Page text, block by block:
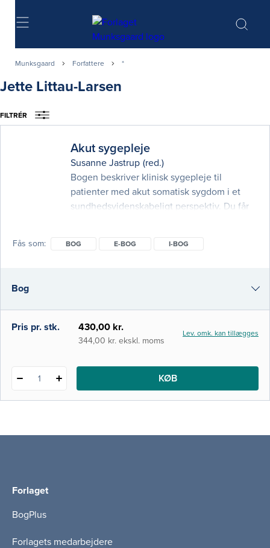
Søg
Munksgaard Forfattere *
Jette Littau-Larsen
FILTRÉR
Akut sygepleje
Susanne Jastrup (red.)
Bogen beskriver klinisk sygepleje til
patienter med akut somatisk sygdom i et
sundhedsvidenskabeligt perspektiv. Du får
sygeplejefaglig observation, analyse og
sygeplejepraksis relateret til akut sygdom. I
denne 4. udgave er al
Fås som BOG E-BOG I-BOG
Bog
e-bog
Pris pr. stk. 430,00 kr.
344,00 kr. ekskl. moms
Lev. omk. kan tillægges
1 KØB
Forlaget
BogPlus
Forlagets medarbejdere